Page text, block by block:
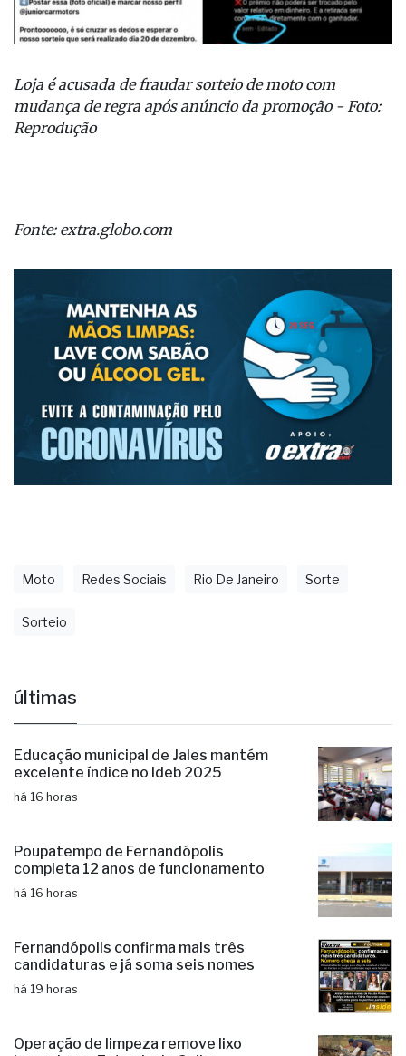
Loja é acusada de fraudar sorteio de moto com
mudança de regra após anúncio da promoção - Foto:
Reprodução
Fonte: extra.globo.com
Moto Redes Sociais Rio De Janeiro Sorte
Sorteio
últimas
Educação municipal de Jales mantém
excelente índice no Ideb 2025
há 16 horas
Poupatempo de Fernandópolis
completa 12 anos de funcionamento
há 16 horas
Fernandópolis confirma mais três
candidaturas e já soma seis nomes
há 19 horas
Operação de limpeza remove lixo